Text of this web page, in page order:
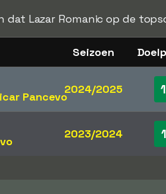
dat Lazar Romanic op de
Seizoen
Pancevo
2024/2025
2023/2024